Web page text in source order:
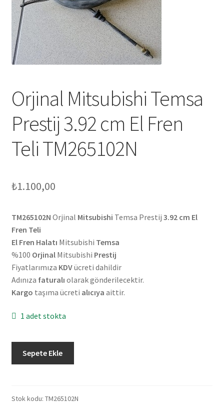
Orjinal Mitsubishi Temsa
Prestij 3.92 cm El Fren
Teli TM265102N
₺1.100,00
TM265102N Orjinal Mitsubishi Temsa Prestij 3.92 cm El
Fren Teli
El Fren Halatı Mitsubishi Temsa
%100 OrjinalMitsubishi Prestij
Fiyatlarımıza KDVücreti dahildir
Adınıza faturalı olarak gönderilecektir.
Kargo taşıma ücreti alıcıya aittir.
1 adet stokta
Mitsubishi
3.92
Sepete Ekle
Stok kodu: TM265102N